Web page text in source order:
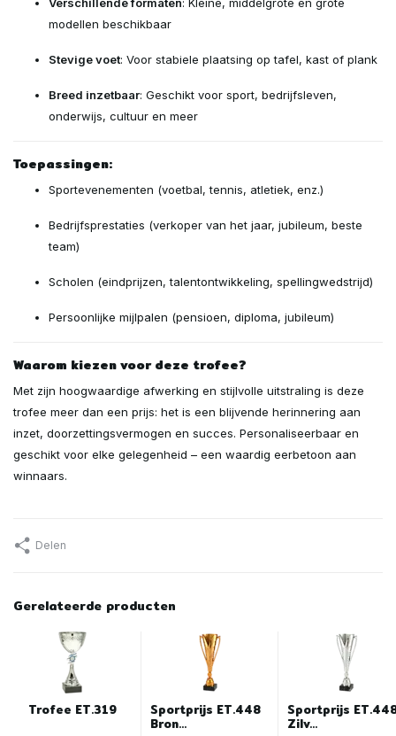
modellen beschikbaar
Stevige voet: Voor stabiele plaatsing op tafel, kast of plank
Breed inzetbaar: Geschikt voor sport, bedrijfsleven,
onderwijs, cultuur en meer
Toepassingen:
Sportevenementen (voetbal, tennis, atletiek, enz.)
Bedrijfsprestaties (verkoper van het jaar, jubileum, beste
team)
Scholen (eindprijzen, talentontwikkeling, spellingwedstrijd)
Persoonlijke mijlpalen (pensioen, diploma, jubileum)
Waarom kiezen voor deze trofee?
Met zijn hoogwaardige afwerking en stijlvolle uitstraling is deze
trofee meer dan een prijs: het is een blijvende herinnering aan
inzet, doorzettingsvermogen en succes. Personaliseerbaar en
geschikt voor elke gelegenheid – een waardig eerbetoon aan
winnaars.
Delen
Gerelateerde producten
Trofee ET.319
Sportprijs ET.448
Bron...
Sportprijs
Zilv...